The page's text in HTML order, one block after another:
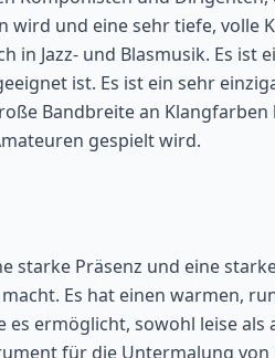
und eine sehr tiefe, volle
Jazz- und Blasmusik. Es ist
ist. Es ist ein sehr
Bandbreite an Klangfarben
gespielt wird.
starke Präsenz und eine
Es hat einen warmen,
ermöglicht, sowohl leise als
für die Untermalung